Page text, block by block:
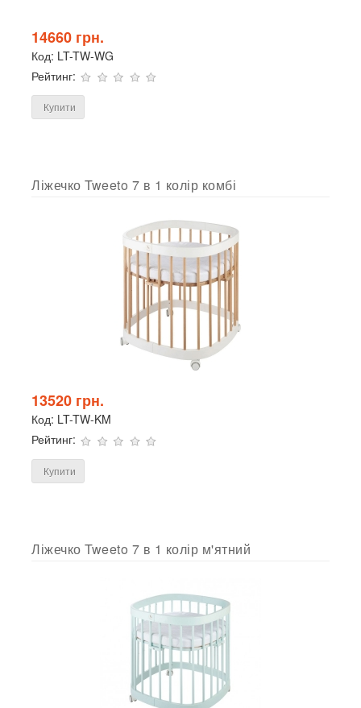
14660 грн.
Код: LT-TW-WG
Рейтинг:
Купити
Ліжечко Tweeto 7 в 1 колір комбі
13520 грн.
Код: LT-TW-KM
Рейтинг:
Купити
Ліжечко Tweeto 7 в 1 колір м'ятний